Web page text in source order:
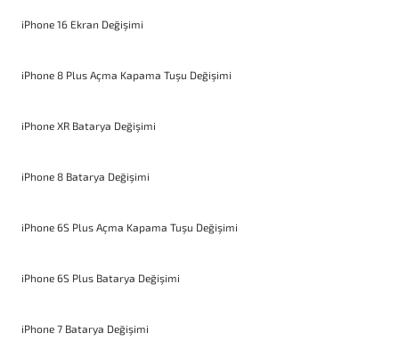
iPhone 16 Ekran Değişimi
iPhone 8 Plus Açma Kapama Tuşu Değişimi
iPhone XR Batarya Değişimi
iPhone 8 Batarya Değişimi
iPhone 6S Plus Açma Kapama Tuşu Değişimi
iPhone 6S Plus Batarya Değişimi
iPhone 7 Batarya Değişimi